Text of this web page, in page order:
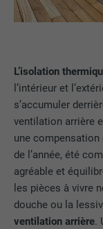
L’isolation
l’intérieur et
s’accumuler
ventilation arrière
une
de l’année, été
agréable et
les pièces à vivre
douche ou la
ventilation arrière.
FOURNISSEUR
EXPIRATION
UTILITÉ